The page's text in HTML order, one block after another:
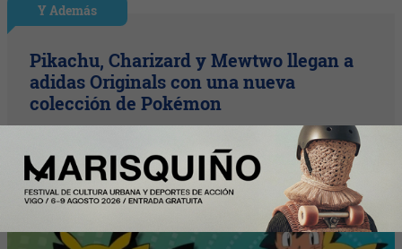
Y Además
Pikachu, Charizard y Mewtwo llegan a
adidas Originals con una nueva
colección de Pokémon